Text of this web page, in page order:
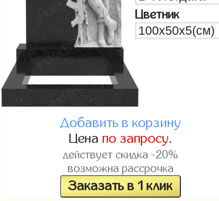
Цветник
Добавить в корзину
Цена по запросу.
действует скидка -20%
возможна рассрочка
Заказать в 1 клик